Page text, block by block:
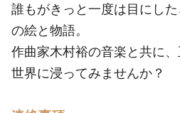
誰もがきっと一度は目にし
の絵と物語。
作曲家木村裕の音楽と共に
世界に浸ってみませんか？